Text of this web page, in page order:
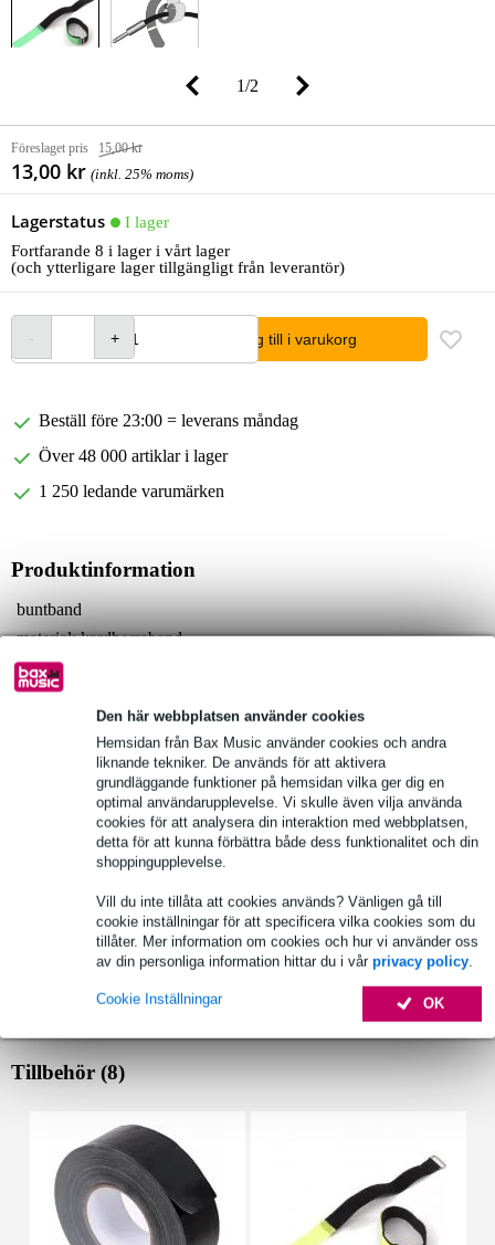
Den här webbplatsen använder cookies
Hemsidan från Bax Music använder cookies och andra
liknande tekniker. De används för att aktivera
grundläggande funktioner på hemsidan vilka ger dig en
optimal användarupplevelse. Vi skulle även vilja använda
cookies för att analysera din interaktion med webbplatsen,
detta för att kunna förbättra både dess funktionalitet och din
shoppingupplevelse.
Vill du inte tillåta att cookies används? Vänligen gå till
cookie inställningar för att specificera vilka cookies som du
tillåter. Mer information om cookies och hur vi använder oss
av din personliga information hittar du i vår privacy policy.
OK
Cookie Inställningar
1/2
Föreslaget pris 15,00 kr
13,00 kr (inkl. 25% moms)
Lagerstatus
I lager
Fortfarande 8 i lager i vårt lager
(och ytterligare lager tillgängligt från leverantör)
lägg till i varukorg
Beställ före 23:00 = leverans måndag
Över 48 000 artiklar i lager
1 250 ledande varumärken
Produktinformation
buntband
material: kardborreband
färg: grön
Se även (4)
Tillbehör (8)